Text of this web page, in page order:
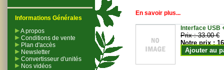
Informations Générales
A propos
Conditions de vente
Plan d'accès
Newsletter
Convertisseur d'unités
Nos vidéos
En savoir plus...
Interface USB
Prix :33.00 €
Notre prix :
Ajouter au